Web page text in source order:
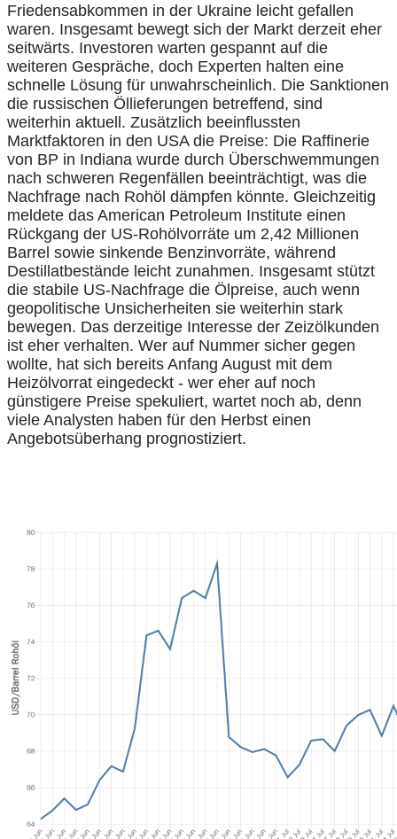
Friedensabkommen in der Ukraine leicht gefallen
waren. Insgesamt bewegt sich der Markt derzeit eher
seitwärts. Investoren warten gespannt auf die
weiteren Gespräche, doch Experten halten eine
schnelle Lösung für unwahrscheinlich. Die Sanktionen
die russischen Öllieferungen betreffend, sind
weiterhin aktuell. Zusätzlich beeinflussten
Marktfaktoren in den USA die Preise: Die Raffinerie
von BP in Indiana wurde durch Überschwemmungen
nach schweren Regenfällen beeinträchtigt, was die
Nachfrage nach Rohöl dämpfen könnte. Gleichzeitig
meldete das American Petroleum Institute einen
Rückgang der US-Rohölvorräte um 2,42 Millionen
Barrel sowie sinkende Benzinvorräte, während
Destillatbestände leicht zunahmen. Insgesamt stützt
die stabile US-Nachfrage die Ölpreise, auch wenn
geopolitische Unsicherheiten sie weiterhin stark
bewegen. Das derzeitige Interesse der Zeizölkunden
ist eher verhalten. Wer auf Nummer sicher gegen
wollte, hat sich bereits Anfang August mit dem
Heizölvorrat eingedeckt - wer eher auf noch
günstigere Preise spekuliert, wartet noch ab, denn
viele Analysten haben für den Herbst einen
Angebotsüberhang prognostiziert.